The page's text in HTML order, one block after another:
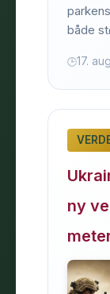
både
17.
ny